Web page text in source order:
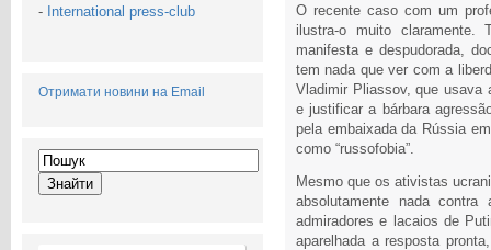
- International press-club
Отримати новини на Email
O recente caso com um
ilustra-o muito claramente.
manifesta e despudorada,
tem nada que ver com a
Vladimir Pliassov, que usava
e justificar a bárbara
pela embaixada da Rússia
como “russofobia”.
Mesmo que os ativistas
absolutamente nada
admiradores e lacaios de
aparelhada a resposta